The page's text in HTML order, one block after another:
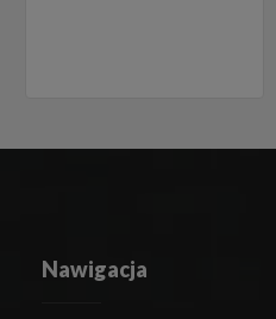
Nawigacja